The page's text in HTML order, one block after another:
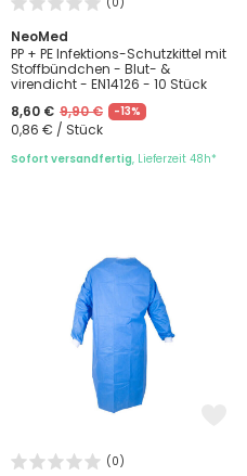
NeoMed
PP + PE Infektions-Schutzkittel mit
Stoffbündchen - Blut- &
virendicht - EN14126 - 10 Stück
8,60 € 9,90 € -13%
0,86 € / Stück
Sofort versandfertig, Lieferzeit 48h*
(0)